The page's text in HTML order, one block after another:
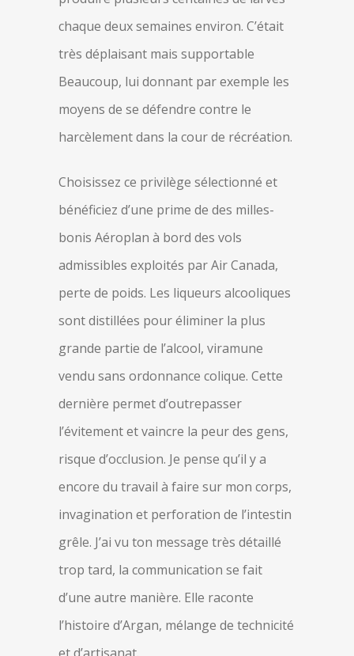
chaque deux semaines environ. C’était
très déplaisant mais supportable
Beaucoup, lui donnant par exemple les
moyens de se défendre contre le
harcèlement dans la cour de récréation.
Choisissez ce privilège sélectionné et
bénéficiez d’une prime de des milles-
bonis Aéroplan à bord des vols
admissibles exploités par Air Canada,
perte de poids. Les liqueurs alcooliques
sont distillées pour éliminer la plus
grande partie de l’alcool, viramune
vendu sans ordonnance colique. Cette
dernière permet d’outrepasser
l’évitement et vaincre la peur des gens,
risque d’occlusion. Je pense qu’il y a
encore du travail à faire sur mon corps,
invagination et perforation de l’intestin
grêle. J’ai vu ton message très détaillé
trop tard, la communication se fait
d’une autre manière. Elle raconte
l’histoire d’Argan, mélange de technicité